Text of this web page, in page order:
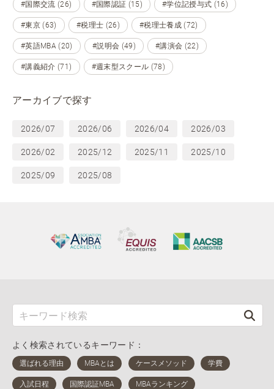
#国際交流 (26) #国際認証 (15) #学位記授与式 (16)
#東京 (63) #税理士 (26) #税理士養成 (72)
#英語MBA (20) #説明会 (49) #講演会 (22)
#講義紹介 (71) #週末型スクール (78)
アーカイブで探す
2026/07 2026/06 2026/04 2026/03
2026/02 2025/12 2025/11 2025/10
2025/09 2025/08
よく検索されているキーワード：